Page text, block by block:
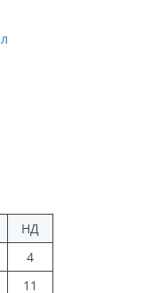
НД
4
11